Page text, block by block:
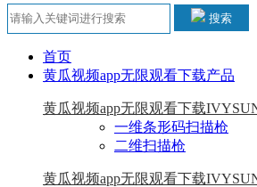
搜索
首页
黄瓜视频app无限观看下载产品
黄瓜视频app无限观看下载
一维条形码扫描枪
二维扫描枪
黄瓜视频app无限观看下载